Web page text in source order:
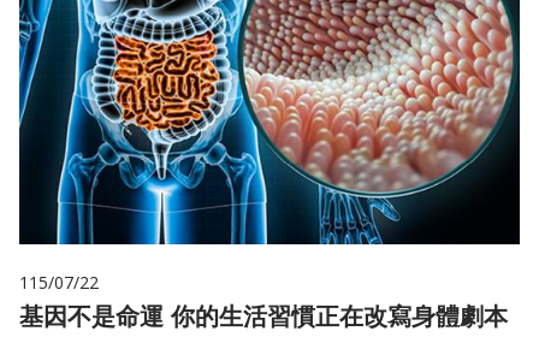
115/07/22
基因不是命運 你的生活習慣正在改寫身體劇本